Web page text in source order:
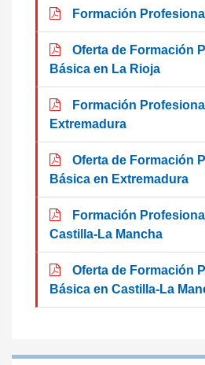
Formación
Oferta de Formación
Básica en La Rioja
Formación
Extremadura
Oferta de Formación
Básica en Extremadura
Formación
Castilla-La Mancha
Oferta de Formación
Básica en Castilla-La